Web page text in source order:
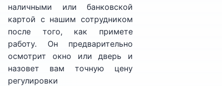
наличными или банковской
картой с нашим сотрудником
после того, как примете
работу. Он предварительно
осмотрит окно или дверь и
назовет вам точную цену
регулировки